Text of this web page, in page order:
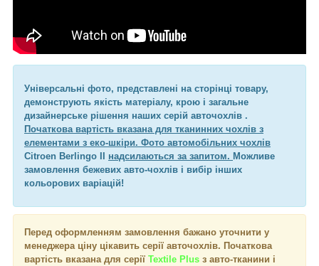
Універсальні фото, представлені на сторінці товару,
демонструють якість матеріалу, крою і загальне
дизайнерське рішення наших серій авточохлів .
Початкова вартість вказана для тканинних чохлів з
елементами з еко-шкіри. Фото автомобільних чохлів
Citroen Berlingo II надсилаються за запитом. Можливе
замовлення бежевих авто-чохлів і вибір інших
кольорових варіацій!
Перед оформленням замовлення бажано уточнити у
менеджера ціну цікавить серії авточохлів. Початкова
вартість вказана для серії Textile Plus з авто-тканини і